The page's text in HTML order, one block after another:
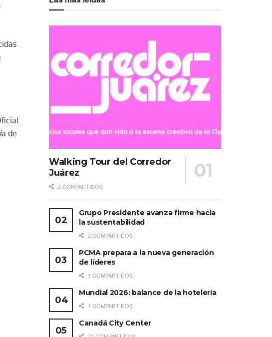
de
Walking Tour del Corredor
Juárez
2 COMPARTIDOS
Grupo Presidente avanza firme hacia
la sustentabilidad
2 COMPARTIDOS
PCMA prepara a la nueva generación
de líderes
1 COMPARTIDOS
Mundial 2026: balance de la hotelería
1 COMPARTIDOS
Canadá City Center